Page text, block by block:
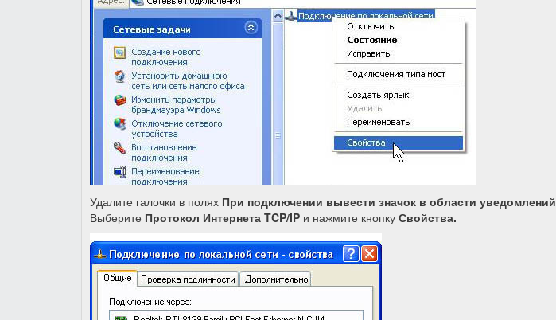
Удалите галочки в полях При подключении вывести значок в области уведомлений
Выберите Протокол Интернета TCP/IP и нажмите кнопку Свойства.